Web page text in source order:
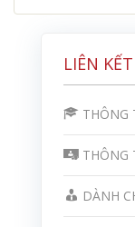
LIÊN
THÔNG
THÔNG
DÀNH